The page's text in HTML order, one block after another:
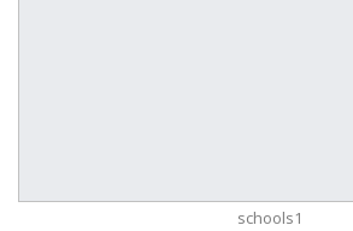
schools1